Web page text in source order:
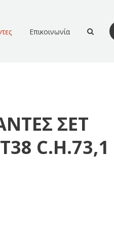
Επικοινωνία
ΣΕΤ
C.H.73,1